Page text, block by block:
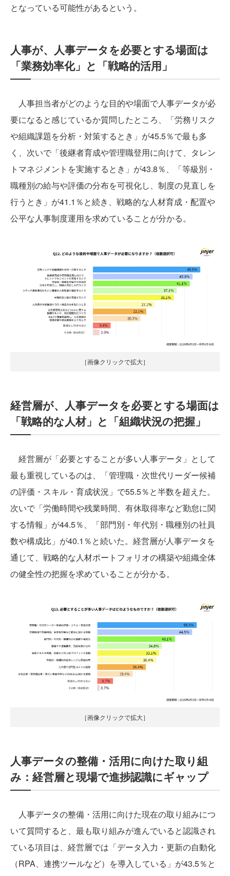
となっている可能性があるという。
人事が、人事データを必要とする場面は
「業務効率化」と「戦略的活用」
人事担当者がどのような目的や場面で人事データが必
要になると感じているか質問したところ、「労務リスク
や組織課題を分析・対策するとき」が45.5％で最も多
く、次いで「後継者育成や管理職登用に向けて、タレン
トマネジメントを実施するとき」が43.8％、「等級別・
職種別の給与や評価の分布を可視化し、制度の見直しを
行うとき」が41.1％と続き、戦略的な人材育成・配置や
公平な人事制度運用を求めていることが分かる。
［画像クリックで拡大］
経営層が、人事データを必要とする場面は
「戦略的な人材」と「組織状況の把握」
経営層が「必要とすることが多い人事データ」として
最も重視しているのは、「管理職・次世代リーダー候補
の評価・スキル・育成状況」で55.5％と半数を超えた。
次いで「労働時間や残業時間、有休取得率など勤怠に関
する情報」が44.5％、「部門別・年代別・職種別の社員
数や構成比」が40.1％と続いた。経営層が人事データを
通じて、戦略的な人材ポートフォリオの構築や組織全体
の健全性の把握を求めていることが分かる。
［画像クリックで拡大］
人事データの整備・活用に向けた取り組
み：経営層と現場で進捗認識にギャップ
人事データの整備・活用に向けた現在の取り組みにつ
いて質問すると、最も取り組みが進んでいると認識され
ている項目は、経営層では「データ入力・更新の自動化
（RPA、連携ツールなど）を導入している」が43.5％と